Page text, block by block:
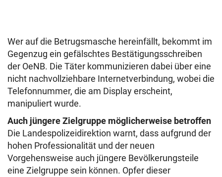
Wer auf die Betrugsmasche hereinfällt, bekommt im
Gegenzug ein gefälschtes Bestätigungsschreiben
der OeNB. Die Täter kommunizieren dabei über eine
nicht nachvollziehbare Internetverbindung, wobei die
Telefonnummer, die am Display erscheint,
manipuliert wurde.
Auch jüngere Zielgruppe möglicherweise betroffen
Die Landespolizeidirektion warnt, dass aufgrund der
hohen Professionalität und der neuen
Vorgehensweise auch jüngere Bevölkerungsteile
eine Zielgruppe sein können. Opfer dieser